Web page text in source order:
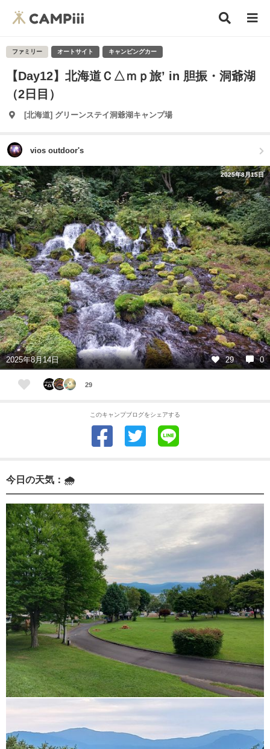
ファミリー オートサイト キャンピングカー
【Day12】北海道Ｃ△ｍｐ旅’ in 胆振・洞爺湖
（2日目）
[北海道] グリーンステイ洞爺湖キャンプ場
vios outdoor's
2025年8月15日
2025年8月14日 29 0
29
このキャンプブログをシェアする
今日の天気：🌧